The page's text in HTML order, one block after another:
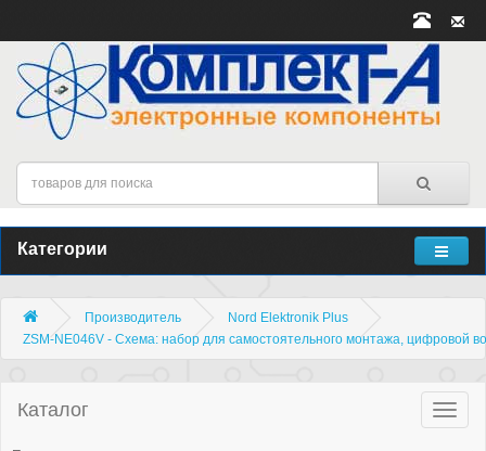
Категории
Производитель
Nord Elektronik Plus
ZSM-NE046V - Схема: набор для самостоятельного монтажа, цифровой
Каталог